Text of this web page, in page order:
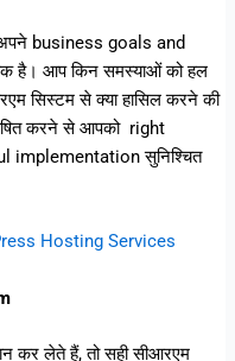
business goals and
है। आप किन समस्याओं को हल
सिस्टम से क्या हासिल करने की
करने से आपको right
सुनिश्चित
Hosting Services
कर लेते हैं, तो सही सीआरएम